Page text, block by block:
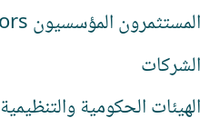
المستثمرون المؤسسيون Institutional Investors
الشركات
الهيئات الحكومية والتنظيمية